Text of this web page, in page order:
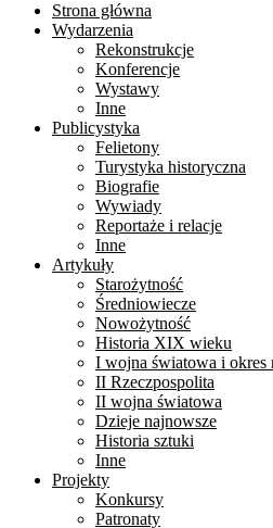
Strona główna
Wydarzenia
Rekonstrukcje
Konferencje
Wystawy
Inne
Publicystyka
Felietony
Turystyka historyczna
Biografie
Wywiady
Reportaże i relacje
Inne
Artykuły
Starożytność
Średniowiecze
Nowożytność
Historia XIX wieku
I wojna światowa i okres
II Rzeczpospolita
II wojna światowa
Dzieje najnowsze
Historia sztuki
Inne
Projekty
Konkursy
Patronaty